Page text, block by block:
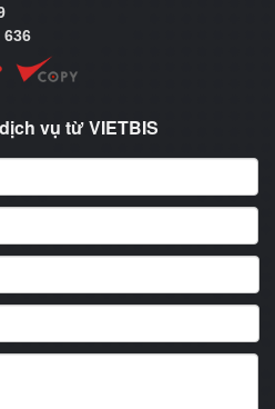
636
vụ từ VIETBIS